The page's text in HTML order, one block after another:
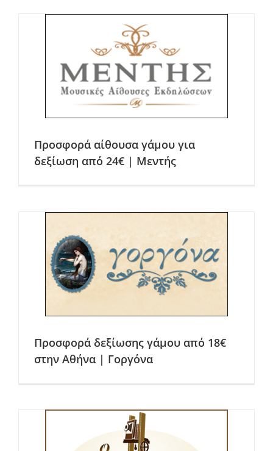
Προσφορά αίθουσα γάμου για
δεξίωση από 24€ | Μεντής
Προσφορά δεξίωσης γάμου από 18€
στην Αθήνα | Γοργόνα